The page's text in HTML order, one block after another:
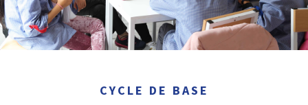
CYCLE DE BASE